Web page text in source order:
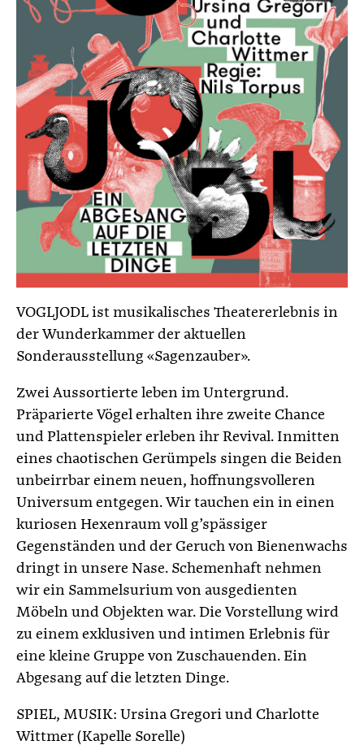
VOGLJODL ist musikalisches Theatererlebnis in
der Wunderkammer der aktuellen
Sonderausstellung «Sagenzauber».
Zwei Aussortierte leben im Untergrund.
Präparierte Vögel erhalten ihre zweite Chance
und Plattenspieler erleben ihr Revival. Inmitten
eines chaotischen Gerümpels singen die Beiden
unbeirrbar einem neuen, hoffnungsvolleren
Universum entgegen. Wir tauchen ein in einen
kuriosen Hexenraum voll g’spässiger
Gegenständen und der Geruch von Bienenwachs
dringt in unsere Nase. Schemenhaft nehmen
wir ein Sammelsurium von ausgedienten
Möbeln und Objekten war. Die Vorstellung wird
zu einem exklusiven und intimen Erlebnis für
eine kleine Gruppe von Zuschauenden. Ein
Abgesang auf die letzten Dinge.
SPIEL, MUSIK: Ursina Gregori und Charlotte
Wittmer (Kapelle Sorelle)